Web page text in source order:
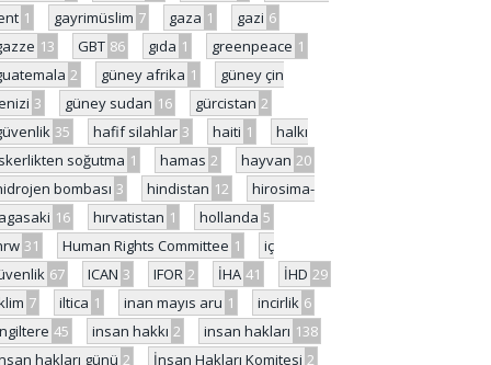
1 gayrimüslim 7 gaza 1 gazi 6
13 GBT 86 gıda 1 greenpeace 1
2 güney afrika 1
güney çin
3 güney sudan 16 gürcistan 2
35 hafif silahlar 3 haiti 1
halkı
soğutma 1 hamas 2 hayvan 20
bombası 3 hindistan 12
hirosima-
16 hırvatistan 1 hollanda 5
31 Human Rights Committee 1
iç
67 ICAN 3 IFOR 2 İHA 41 İHD 29
7 iltica 1 inan mayıs aru 1 incirlik 6
45 insan hakkı 2 insan hakları 138
hakları günü 2 İnsan Hakları Komitesi 2